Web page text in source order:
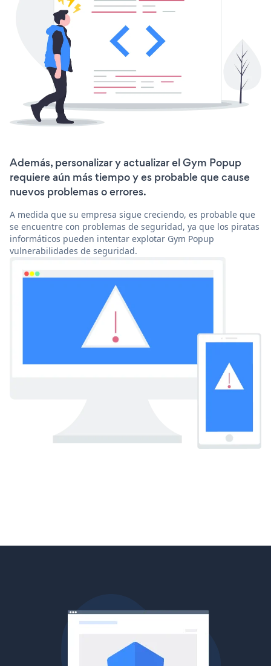
Además, personalizar y actualizar el Gym Popup
requiere aún más tiempo y es probable que cause
nuevos problemas o errores.
A medida que su empresa sigue creciendo, es probable que
se encuentre con problemas de seguridad, ya que los piratas
informáticos pueden intentar explotar Gym Popup
vulnerabilidades de seguridad.